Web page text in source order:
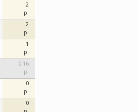
2
p.
2
p.
1
p.
0.16
p.
0
p.
0